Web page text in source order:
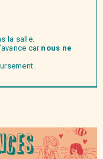
la salle.
carnous ne